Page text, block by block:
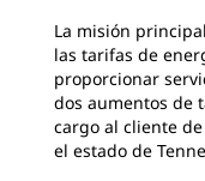
La misión
las tarifas de
proporcionar
dos aumentos de
cargo al cliente
el estado de